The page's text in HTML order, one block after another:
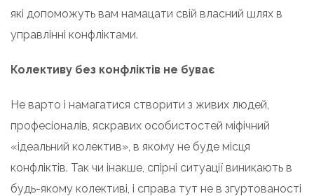
які допоможуть вам намацати свій власний шлях в
управлінні конфліктами.
Колективу без конфліктів не буває
Не варто і намагатися створити з живих людей,
професіоналів, яскравих особистостей міфічний
«ідеальний колектив», в якому не буде місця
конфліктів. Так чи інакше, спірні ситуації виникають в
будь-якому колективі, і справа тут не в згуртованості